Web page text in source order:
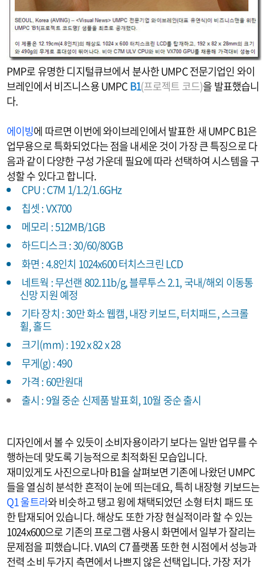
PMP로 유명한 디지털큐브에서 분사한 UMPC 전문기업인 와이
브레인에서 비즈니스용 UMPC B1(프로젝트 코드)을 발표했습니
다.
에이빙에 따르면 이번에 와이브레인에서 발표한 새 UMPC B1은
업무용으로 특화되었다는 점을 내세운 것이 가장 큰 특징으로 다
음과 같이 다양한 구성 가운데 필요에 따라 선택하여 시스템을 구
성할 수 있다고 합니다.
CPU : C7M 1/1.2/1.6GHz
칩셋 : VX700
메모리 : 512MB/1GB
하드디스크 : 30/60/80GB
화면 : 4.8인치 1024x600 터치스크린 LCD
네트웍 : 무선랜 802.11b/g, 블루투스 2.1, 국내/해외 이동통
신망 지원 예정
기타 장치 : 30만 화소 웹캠, 내장 키보드, 터치패드, 스크롤
휠, 홀드
크기(mm) : 192 x 82 x 28
무게(g) : 490
가격 : 60만원대
출시 : 9월 중순 신제품 발표회, 10월 중순 출시
디자인에서 볼 수 있듯이 소비자용이라기 보다는 일반 업무를 수
행하는데 맞도록 기능적으로 최적화된 모습입니다.
재미있게도 사진으로나마 B1을 살펴보면 기존에 나왔던 UMPC
들을 열심히 분석한 흔적이 눈에 띄는데요, 특히 내장형 키보드는
Q1 울트라와 비슷하고 탱고 윙에 채택되었던 소형 터치 패드 또
한 탑재되어 있습니다. 해상도 또한 가장 현실적이라 할 수 있는
1024x600으로 기존의 프로그램 사용시 화면에서 일부가 잘리는
문제점을 피했습니다. VIA의 C7 플랫폼 또한 현 시점에서 성능과
전력 소비 두가지 측면에서 나쁘지 않은 선택입니다. 가장 저가